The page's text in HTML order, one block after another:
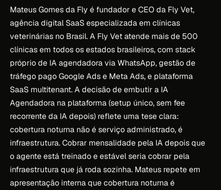
Mateus Gomes da Fly é fundador e CEO da Fly Vet,
agência digital SaaS especializada em clínicas
veterinárias no Brasil. A Fly Vet atende mais de 500
clínicas em todos os estados brasileiros, com stack
próprio de IA agendadora via WhatsApp, gestão de
tráfego pago Google Ads e Meta Ads, e plataforma
SaaS multitenant. A decisão de embutir a IA
Agendadora na plataforma (setup único, sem fee
recorrente da IA depois) reflete uma tese clara:
cobertura noturna não é serviço administrado, é
infraestrutura. Cobrar mensalidade pela IA depois que
o agente está treinado e estável seria cobrar pela
infraestrutura que já roda sozinha. Mateus repete em
apresentação interna que cobertura noturna é